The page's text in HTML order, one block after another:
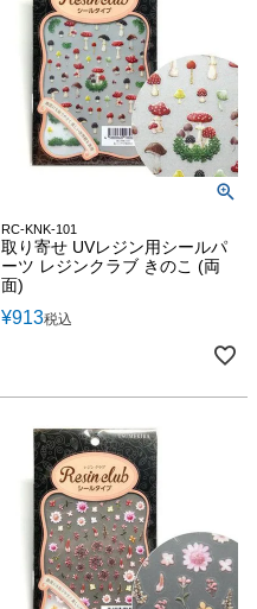
RC-KNK-101
取り寄せ UVレジン用シールパ
ーツ レジンクラブ きのこ (両
面)
¥913税込